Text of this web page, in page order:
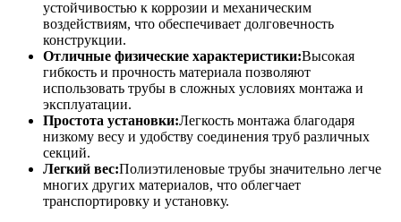
устойчивостью к коррозии и механическим
воздействиям, что обеспечивает долговечность
конструкции.
Отличные физические характеристики:Высокая
гибкость и прочность материала позволяют
использовать трубы в сложных условиях монтажа и
эксплуатации.
Простота установки:Легкость монтажа благодаря
низкому весу и удобству соединения труб различных
секций.
Легкий вес:Полиэтиленовые трубы значительно легче
многих других материалов, что облегчает
транспортировку и установку.